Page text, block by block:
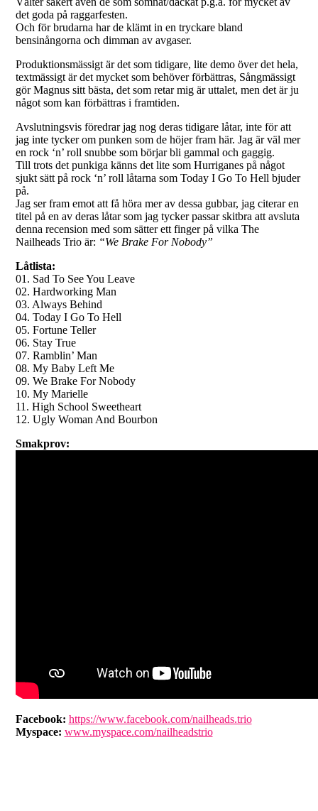
det goda på raggarfesten.
Och för brudarna har de klämt in en tryckare bland
bensinångorna och dimman av avgaser.
Produktionsmässigt är det som tidigare, lite demo över det hela,
textmässigt är det mycket som behöver förbättras, Sångmässigt
gör Magnus sitt bästa, det som retar mig är uttalet, men det är ju
något som kan förbättras i framtiden.
Avslutningsvis föredrar jag nog deras tidigare låtar, inte för att
jag inte tycker om punken som de höjer fram här. Jag är väl mer
en rock ‘n’ roll snubbe som börjar bli gammal och gaggig.
Till trots det punkiga känns det lite som Hurriganes på något
sjukt sätt på rock ‘n’ roll låtarna som Today I Go To Hell bjuder
på.
Jag ser fram emot att få höra mer av dessa gubbar, jag citerar en
titel på en av deras låtar som jag tycker passar skitbra att avsluta
denna recension med som sätter ett finger på vilka The
Nailheads Trio är: “We Brake For Nobody”
Låtlista:
01. Sad To See You Leave
02. Hardworking Man
03. Always Behind
04. Today I Go To Hell
05. Fortune Teller
06. Stay True
07. Ramblin’ Man
08. My Baby Left Me
09. We Brake For Nobody
10. My Marielle
11. High School Sweetheart
12. Ugly Woman And Bourbon
Smakprov:
Facebook: https://www.facebook.com/nailheads.trio
Myspace: www.myspace.com/nailheadstrio